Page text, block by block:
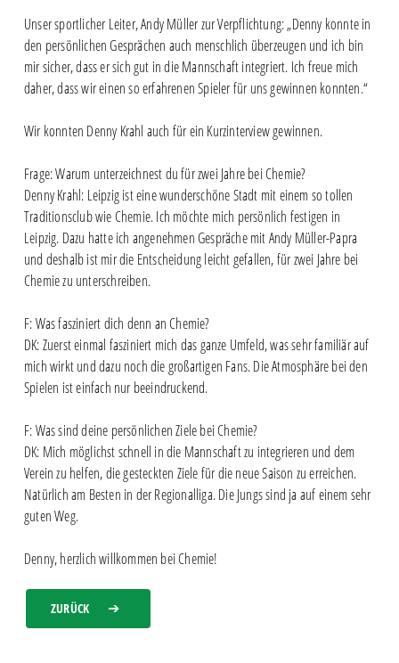
Unser sportlicher Leiter, Andy Müller zur Verpflichtung: „Denny konnte in
den persönlichen Gesprächen auch menschlich überzeugen und ich bin
mir sicher, dass er sich gut in die Mannschaft integriert. Ich freue mich
daher, dass wir einen so erfahrenen Spieler für uns gewinnen konnten.“
Wir konnten Denny Krahl auch für ein Kurzinterview gewinnen.
Frage: Warum unterzeichnest du für zwei Jahre bei Chemie?
Denny Krahl: Leipzig ist eine wunderschöne Stadt mit einem so tollen
Traditionsclub wie Chemie. Ich möchte mich persönlich festigen in
Leipzig. Dazu hatte ich angenehmen Gespräche mit Andy Müller-Papra
und deshalb ist mir die Entscheidung leicht gefallen, für zwei Jahre bei
Chemie zu unterschreiben.
F: Was fasziniert dich denn an Chemie?
DK: Zuerst einmal fasziniert mich das ganze Umfeld, was sehr familiär auf
mich wirkt und dazu noch die großartigen Fans. Die Atmosphäre bei den
Spielen ist einfach nur beeindruckend.
F: Was sind deine persönlichen Ziele bei Chemie?
DK: Mich möglichst schnell in die Mannschaft zu integrieren und dem
Verein zu helfen, die gesteckten Ziele für die neue Saison zu erreichen.
Natürlich am Besten in der Regionalliga. Die Jungs sind ja auf einem sehr
guten Weg.
Denny, herzlich willkommen bei Chemie!
ZURÜCK